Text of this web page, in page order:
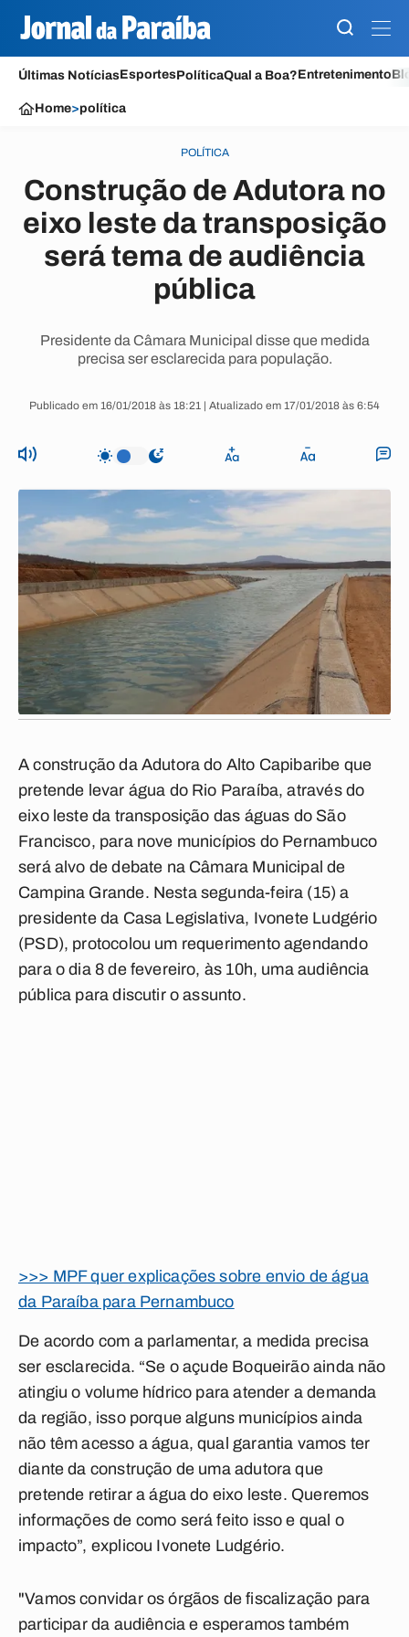
Últimas NotíciasEsportesPolíticaQual a Boa?Entretenimento
Home>política
POLÍTICA
Construção de Adutora no
eixo leste da transposição
será tema de audiência
pública
Presidente da Câmara Municipal disse que medida
precisa ser esclarecida para população.
Publicado em 16/01/2018 às 18:21 | Atualizado em 17/01/2018 às 6:54
A construção da Adutora do Alto Capibaribe que
pretende levar água do Rio Paraíba, através do
eixo leste da transposição das águas do São
Francisco, para nove municípios do Pernambuco
será alvo de debate na Câmara Municipal de
Campina Grande. Nesta segunda-feira (15) a
presidente da Casa Legislativa, Ivonete Ludgério
(PSD), protocolou um requerimento agendando
para o dia 8 de fevereiro, às 10h, uma audiência
pública para discutir o assunto.
>>> MPF quer explicações sobre envio de água
da Paraíba para Pernambuco
De acordo com a parlamentar, a medida precisa
ser esclarecida. “Se o açude Boqueirão ainda não
atingiu o volume hídrico para atender a demanda
da região, isso porque alguns municípios ainda
não têm acesso a água, qual garantia vamos ter
diante da construção de uma adutora que
pretende retirar a água do eixo leste. Queremos
informações de como será feito isso e qual o
impacto”, explicou Ivonete Ludgério.
"Vamos convidar os órgãos de fiscalização para
participar da audiência e esperamos também